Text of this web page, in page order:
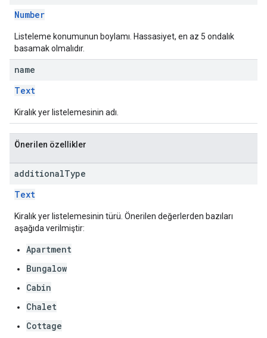
Number
Listeleme konumunun boylamı. Hassasiyet, en az 5 ondalık
basamak olmalıdır.
name
Text
Kiralık yer listelemesinin adı.
Önerilen özellikler
additionalType
Text
Kiralık yer listelemesinin türü. Önerilen değerlerden bazıları
aşağıda verilmiştir:
Apartment
Bungalow
Cabin
Chalet
Cottage